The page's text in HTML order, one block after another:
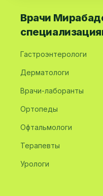
Врачи
Гастроэнтерологи
Дерматологи
Врачи-лаборанты
Ортопеды
Офтальмологи
Терапевты
Урологи